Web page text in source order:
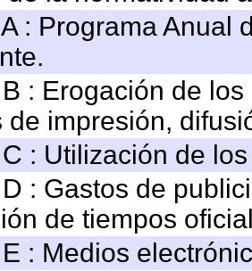
: Programa Anual
: Erogación de
de impresión,
: Utilización de
: Gastos de
de tiempos
: Medios